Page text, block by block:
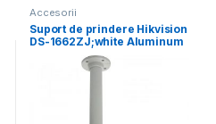
Accesorii
Suport de prindere Hikvision
DS-1662ZJ;white Aluminum
alloy Φ116.5×500mm